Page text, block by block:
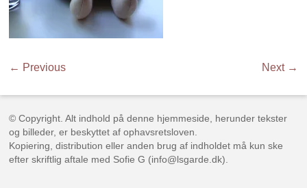
← Previous Next →
© Copyright. Alt indhold på denne hjemmeside, herunder tekster
og billeder, er beskyttet af ophavsretsloven.
Kopiering, distribution eller anden brug af indholdet må kun ske
efter skriftlig aftale med Sofie G (info@lsgarde.dk).